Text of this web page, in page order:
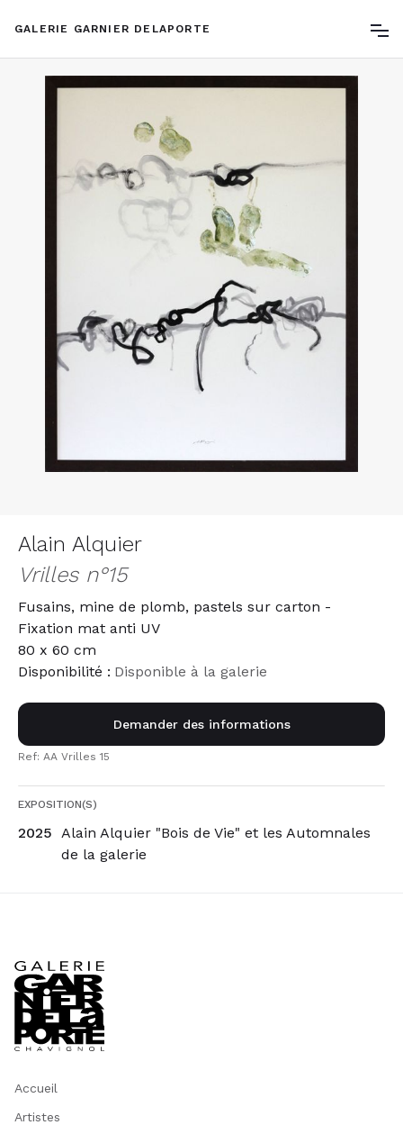
GALERIE GARNIER DELAPORTE
Alain Alquier
Vrilles n°15
Fusains, mine de plomb, pastels sur carton -
Fixation mat anti UV
80 x 60 cm
Disponibilité : Disponible à la galerie
Demander des informations
Ref: AA Vrilles 15
EXPOSITION(S)
2025 Alain Alquier "Bois de Vie" et les Automnales
de la galerie
Accueil
Artistes